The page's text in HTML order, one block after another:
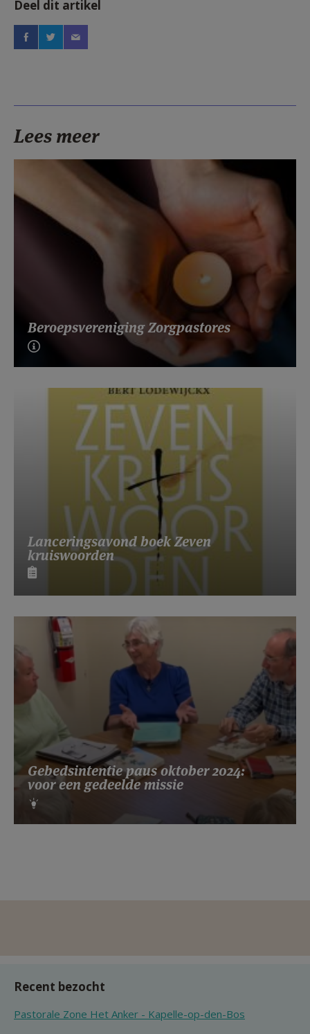
Deel dit artikel
Lees meer
Beroepsvereniging Zorgpastores
Lanceringsavond boek Zeven
kruiswoorden
Gebedsintentie paus oktober 2024:
voor een gedeelde missie
Recent bezocht
Pastorale Zone Het Anker - Kapelle-op-den-Bos